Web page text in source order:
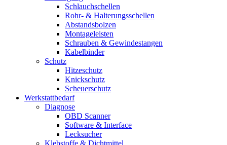
Schlauchschellen
Rohr- & Halterungsschellen
Abstandsbolzen
Montageleisten
Schrauben & Gewindestangen
Kabelbinder
Schutz
Hitzeschutz
Knickschutz
Scheuerschutz
Werkstattbedarf
Diagnose
OBD Scanner
Software & Interface
Lecksucher
Klebstoffe & Dichtmittel